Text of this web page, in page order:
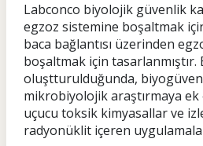
Labconco biyolojik güvenlik
egzoz sistemine boşaltmak
baca bağlantısı üzerinden
boşaltmak için tasarlanmıştır.
oluştturulduğunda,
mikrobiyolojik araştırmaya
uçucu toksik kimyasallar ve
radyonüklit içeren